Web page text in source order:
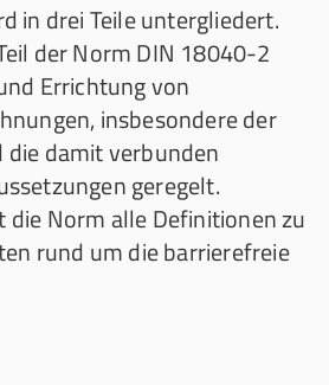
in drei Teile untergliedert.
der Norm DIN 18040-2
Errichtung von
insbesondere der
damit verbunden
geregelt.
Norm alle Definitionen zu
rund um die barrierefreie